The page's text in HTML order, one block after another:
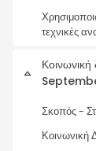
τεχνικές
Collapse
Σκοπός -
Κοινωνική